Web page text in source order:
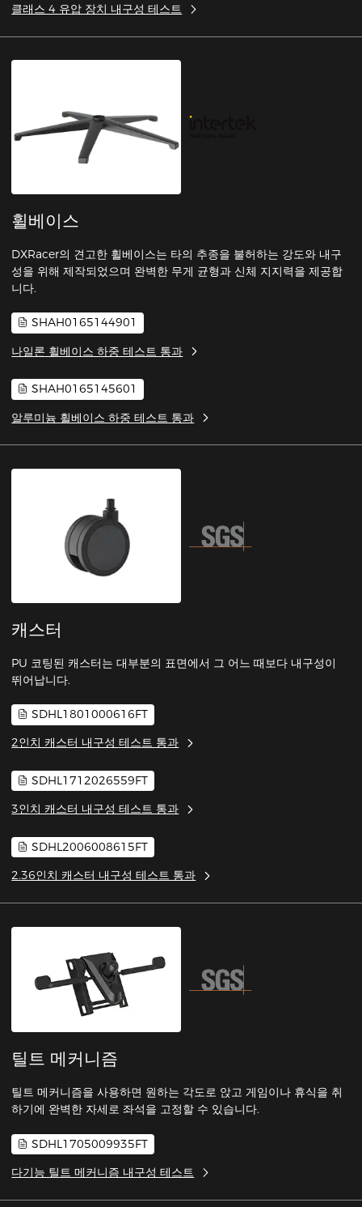
클래스 4 유압 장치 내구성 테스트
휠베이스
DXRacer의 견고한 휠베이스는 타의 추종을 불허하는 강도와 내구
성을 위해 제작되었으며 완벽한 무게 균형과 신체 지지력을 제공합
니다.
SHAH0165144901
나일론 휠베이스 하중 테스트 통과
SHAH0165145601
알루미늄 휠베이스 하중 테스트 통과
캐스터
PU 코팅된 캐스터는 대부분의 표면에서 그 어느 때보다 내구성이
뛰어납니다.
SDHL1801000616FT
2인치 캐스터 내구성 테스트 통과
SDHL1712026559FT
3인치 캐스터 내구성 테스트 통과
SDHL2006008615FT
2.36인치 캐스터 내구성 테스트 통과
틸트 메커니즘
틸트 메커니즘을 사용하면 원하는 각도로 앉고 게임이나 휴식을 취
하기에 완벽한 자세로 좌석을 고정할 수 있습니다.
SDHL1705009935FT
다기능 틸트 메커니즘 내구성 테스트